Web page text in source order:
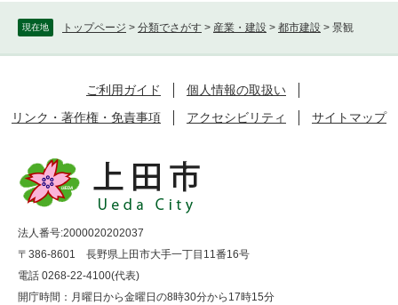
現在地 トップページ > 分類でさがす > 産業・建設 > 都市建設 > 景観
ご利用ガイド
個人情報の取扱い
リンク・著作権・免責事項
アクセシビリティ サイトマップ
法人番号:2000020202037
〒386-8601 長野県上田市大手一丁目11番16号
電話 0268-22-4100(代表)
開庁時間：月曜日から金曜日の8時30分から17時15分